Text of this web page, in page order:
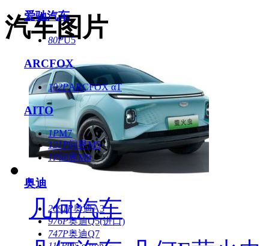
汽车图片
爱驰汽车
80PU5
ARCFOX
102PARCFOX αT
AITO
1PM7
121P问界M5
1P问界M9
奥迪
2691P奥迪A3
976P奥迪Q5(进口)
747P奥迪Q7
几何汽车